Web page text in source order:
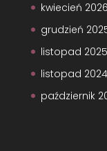
kwiecień 2026
grudzień
listopad 2025
listopad 2024
październik